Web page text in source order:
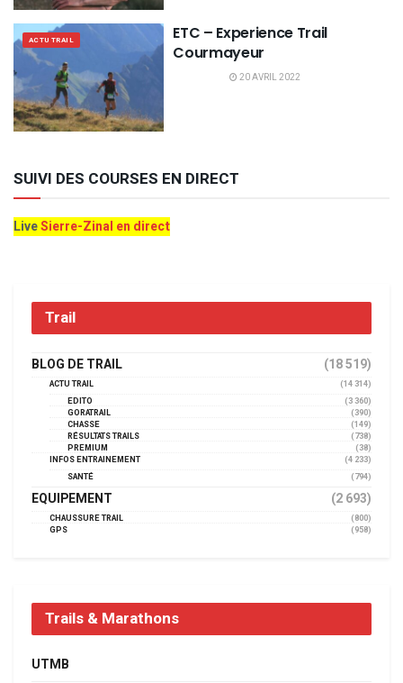
ACTU TRAIL
ETC – Experience Trail
Courmayeur
20 AVRIL 2022
SUIVI DES COURSES EN DIRECT
LiveSierre-Zinal en direct
Trail
BLOG DE TRAIL (18 519)
ACTU TRAIL
(14 314)
EDITO
(3 360)
GORATRAIL
(390)
CHASSE
(149)
RÉSULTATS TRAILS
(738)
PREMIUM
(38)
INFOS ENTRAINEMENT
(4 233)
SANTÉ
(794)
EQUIPEMENT (2 693)
CHAUSSURE TRAIL
(800)
GPS
(958)
Trails & Marathons
UTMB